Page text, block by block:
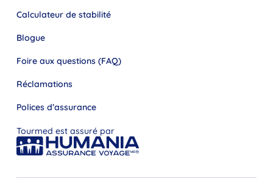
Calculateur de stabilité
Blogue
Foire aux questions (FAQ)
Réclamations
Polices d’assurance
Tourmed est assuré par